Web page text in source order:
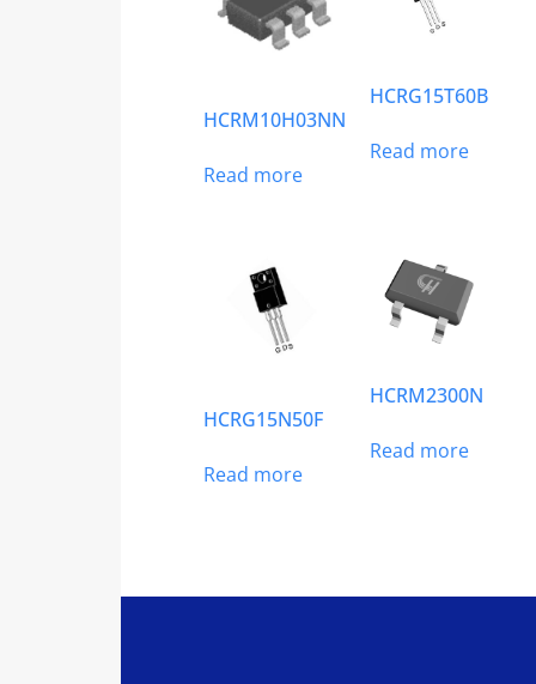
HCRM10H03NN
Read more
HCRG15T60B
Read more
HCRG15N50F
Read more
HCRM2300N
Read more